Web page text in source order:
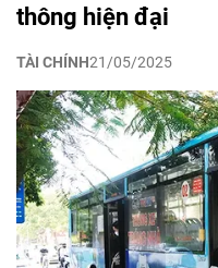
thông hiện đại
TÀI CHÍNH21/05/2025